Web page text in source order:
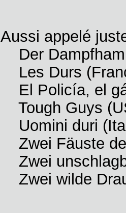
Aussi appelé
Der
Les Durs
El Policía, el
Tough Guys
Uomini duri
Zwei Fäuste
Zwei
Zwei wilde